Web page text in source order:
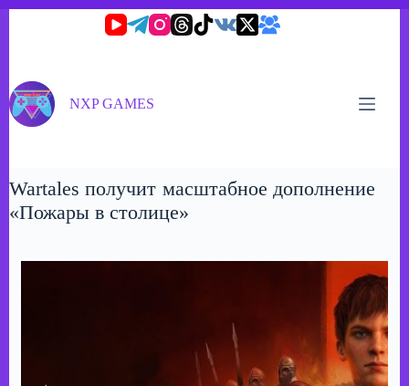
NXP GAMES
Wartales получит масштабное дополнение
«Пожары в столице»